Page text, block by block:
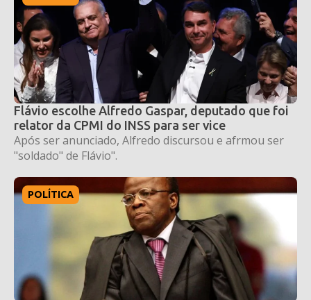
Flávio escolhe Alfredo Gaspar, deputado que foi
relator da CPMI do INSS para ser vice
Após ser anunciado, Alfredo discursou e afrmou ser
"soldado" de Flávio".
POLÍTICA